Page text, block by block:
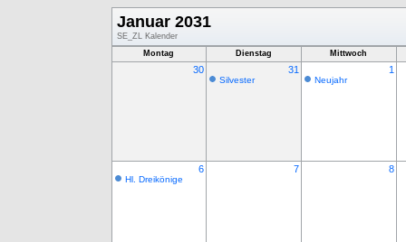
Januar 2031
SE_ZL Kalender
Montag
Dienstag Mittwoch
30 31
Silvester
1
Neujahr
6
Hl. Dreikönige
7 8